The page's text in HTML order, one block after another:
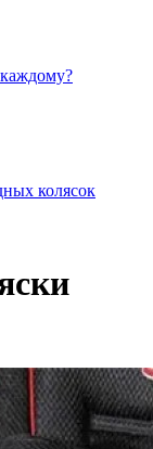
колясок